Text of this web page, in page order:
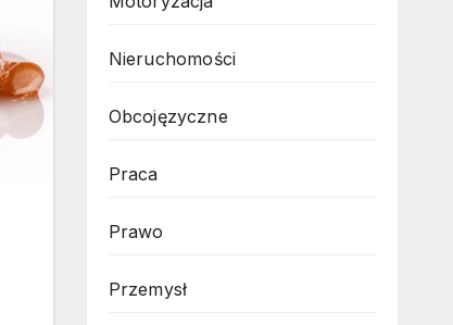
Nieruchomości
Obcojęzyczne
Praca
Prawo
Przemysł